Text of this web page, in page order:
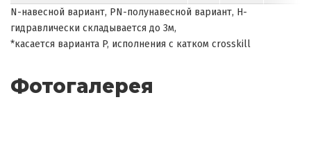
N-навесной вариант, PN-полунавесной вариант, H-
гидравлически складывается до 3м,
*касается варианта P, исполнения с катком crosskill
Фотогалерея